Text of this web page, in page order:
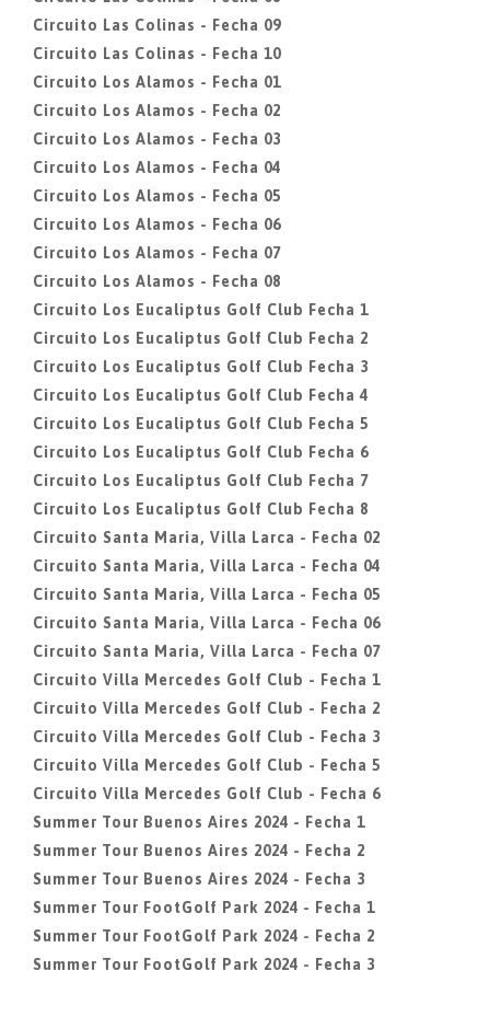
Circuito Las Colinas - Fecha 09
Circuito Las Colinas - Fecha 10
Circuito Los Alamos - Fecha 01
Circuito Los Alamos - Fecha 02
Circuito Los Alamos - Fecha 03
Circuito Los Alamos - Fecha 04
Circuito Los Alamos - Fecha 05
Circuito Los Alamos - Fecha 06
Circuito Los Alamos - Fecha 07
Circuito Los Alamos - Fecha 08
Circuito Los Eucaliptus Golf Club Fecha 1
Circuito Los Eucaliptus Golf Club Fecha 2
Circuito Los Eucaliptus Golf Club Fecha 3
Circuito Los Eucaliptus Golf Club Fecha 4
Circuito Los Eucaliptus Golf Club Fecha 5
Circuito Los Eucaliptus Golf Club Fecha 6
Circuito Los Eucaliptus Golf Club Fecha 7
Circuito Los Eucaliptus Golf Club Fecha 8
Circuito Santa Maria, Villa Larca - Fecha 02
Circuito Santa Maria, Villa Larca - Fecha 04
Circuito Santa Maria, Villa Larca - Fecha 05
Circuito Santa Maria, Villa Larca - Fecha 06
Circuito Santa Maria, Villa Larca - Fecha 07
Circuito Villa Mercedes Golf Club - Fecha 1
Circuito Villa Mercedes Golf Club - Fecha 2
Circuito Villa Mercedes Golf Club - Fecha 3
Circuito Villa Mercedes Golf Club - Fecha 5
Circuito Villa Mercedes Golf Club - Fecha 6
Summer Tour Buenos Aires 2024 - Fecha 1
Summer Tour Buenos Aires 2024 - Fecha 2
Summer Tour Buenos Aires 2024 - Fecha 3
Summer Tour FootGolf Park 2024 - Fecha 1
Summer Tour FootGolf Park 2024 - Fecha 2
Summer Tour FootGolf Park 2024 - Fecha 3